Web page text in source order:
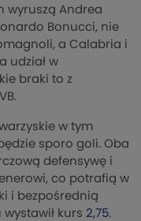
wyruszą Andrea
Bonucci, nie
a Calabria i
udział w
braki to z
w tym
sporo goli. Oba
defensywę i
co potrafią w
i bezpośrednią
kurs 2,75.